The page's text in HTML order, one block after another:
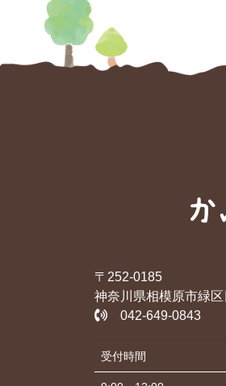
〒252-0185
神奈川県相模原市緑
042-649-0843
受付時間